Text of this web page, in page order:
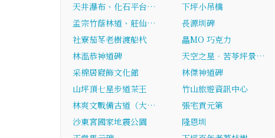
天井瀑布、化石平台…
下坪小吊橋
孟宗竹蔭林道、莊仙…
長源圳碑
社寮茄苳老樹渡船杙
瞐MO 巧克力
林溫恭神道碑
天空之星．苦苓坪景…
采棉居寢飾文化館
林傑神道碑
山坪頂七星步道茶王
竹山旅遊資訊中心
林爽文戰備古道（大…
張宅貢元第
沙東宮國家地震公園
隆恩圳